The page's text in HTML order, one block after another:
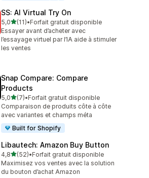
SS: AI Virtual Try On
5,0étoile(s) sur 5
(11)
11 avis au total
•Forfait gratuit disponible
Essayer avant d’acheter avec
l’essayage virtuel par l’IA aide à stimuler
les ventes
Snap Compare: Compare
Products
5,0étoile(s) sur 5
(7)
7 avis au total
•Forfait gratuit disponible
Comparaison de produits côte à côte
avec variantes et champs méta
Built for Shopify
Libautech: Amazon Buy Button
4,8étoile(s) sur 5
(52)
52 avis au total
•Forfait gratuit disponible
Maximisez vos ventes avec la solution
du bouton d’achat Amazon